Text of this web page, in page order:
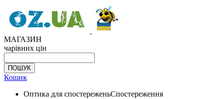
МАГАЗИН
чарівних цін
Кошик
Оптика для спостереженьСпостереження